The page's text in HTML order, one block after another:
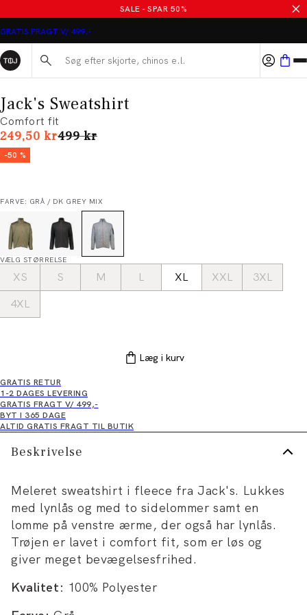
SALE - SPAR 50%
GRATIS FRAGT V/ 499,-
Søg her...
Jack's Sweatshirt
Comfort fit
249,50 krI alt (uden rabat)
499 kr
-50 %
FARVE: GRÅ / DK GREY MIX
VÆLG STØRRELSE
XS S M L XL XXL
3XL
4XL
Læg i kurv
GRATIS RETUR
1-2 DAGES LEVERING
GRATIS FRAGT V/ 499,-
BYT I 365 DAGE
ALTID GRATIS FRAGT TIL BUTIK
Beskrivelse
Meleret sweatshirt i fleece fra Jack's. Lukkes
med lynlås og med to sidelommer samt en
lomme på venstre ærme, der også har lynlås.
Trøjen er lavet i comfort fit, som er løs og
giver meget bevægelsesfrihed.
Kvalitet: 100% Polyester